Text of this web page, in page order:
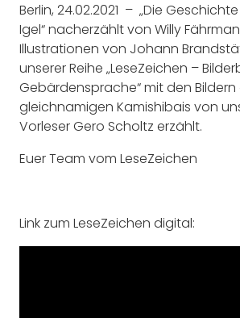
Berlin, 24.02.2021 – „Die
Igel“ nacherzählt von Willy
Illustrationen von Johann
unserer Reihe „LeseZeichen –
Gebärdensprache“ mit den Bildern
gleichnamigen Kamishibais von
Vorleser Gero Scholtz erzählt.
Euer Team vom LeseZeichen
Link zum LeseZeichen digital: